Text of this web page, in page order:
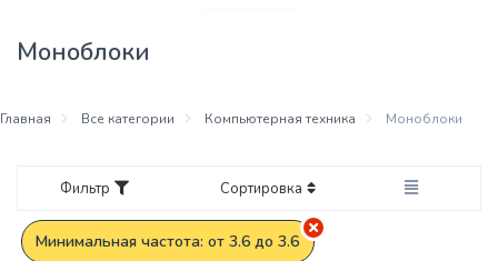
Hp
Моноблоки
Главная Все категории Компьютерная техника Моноблоки
Фильтр Сортировка
Минимальная частота: от 3.6 до 3.6